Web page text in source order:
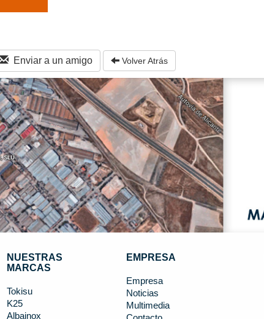
Enviar a un amigo Volver Atrás
NUESTRAS
MARCAS
Tokisu
K25
Albainox
EMPRESA
Empresa
Noticias
Multimedia